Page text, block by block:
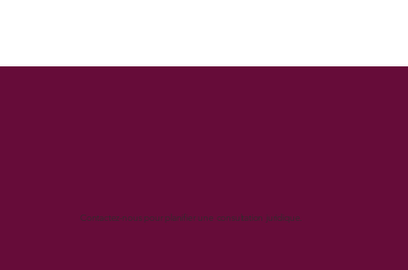
Contactez-nous pour planifier une consultation juridique.